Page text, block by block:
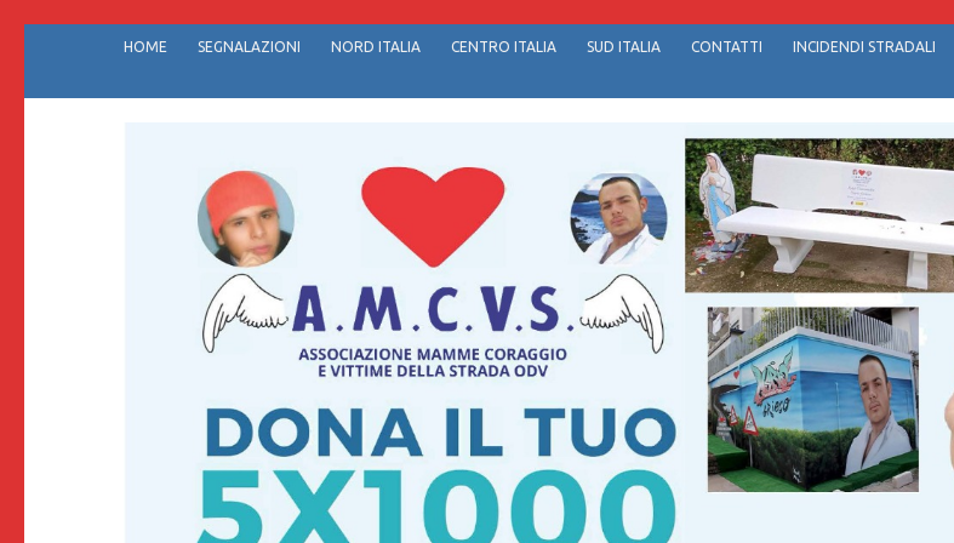
contenuto
HOME SEGNALAZIONI NORD ITALIA CENTRO ITALIA SUD ITALIA CONTATTI INCIDENDI STRADALI